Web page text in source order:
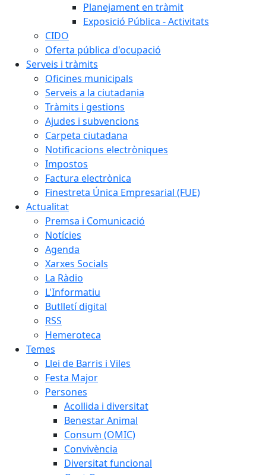
Planejament en tràmit
Exposició Pública - Activitats
CIDO
Oferta pública d'ocupació
Serveis i tràmits
Oficines municipals
Serveis a la ciutadania
Tràmits i gestions
Ajudes i subvencions
Carpeta ciutadana
Notificacions electròniques
Impostos
Factura electrònica
Finestreta Única Empresarial (FUE)
Actualitat
Premsa i Comunicació
Notícies
Agenda
Xarxes Socials
La Ràdio
L'Informatiu
Butlletí digital
RSS
Hemeroteca
Temes
Llei de Barris i Viles
Festa Major
Persones
Acollida i diversitat
Benestar Animal
Consum (OMIC)
Convivència
Diversitat funcional